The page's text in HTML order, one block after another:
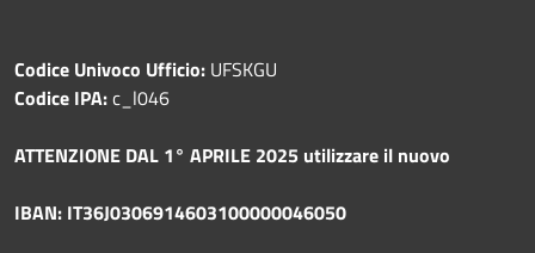
Codice Univoco Ufficio: UFSKGU
Codice IPA:c_l046
ATTENZIONE DAL 1° APRILE 2025 utilizzare il nuovo
IBAN: IT36J0306914603100000046050